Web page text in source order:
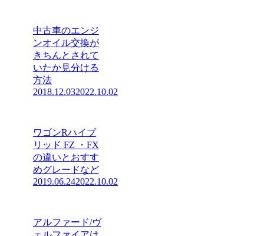
中古車のエンジ
ンオイル交換が
きちんとされて
いたか見分ける
方法
2018.12.032022.10.02
ワゴンRハイブ
リッド FZ ・FX
の違いとおすす
めグレードなど
2019.06.242022.10.02
アルファード/ヴ